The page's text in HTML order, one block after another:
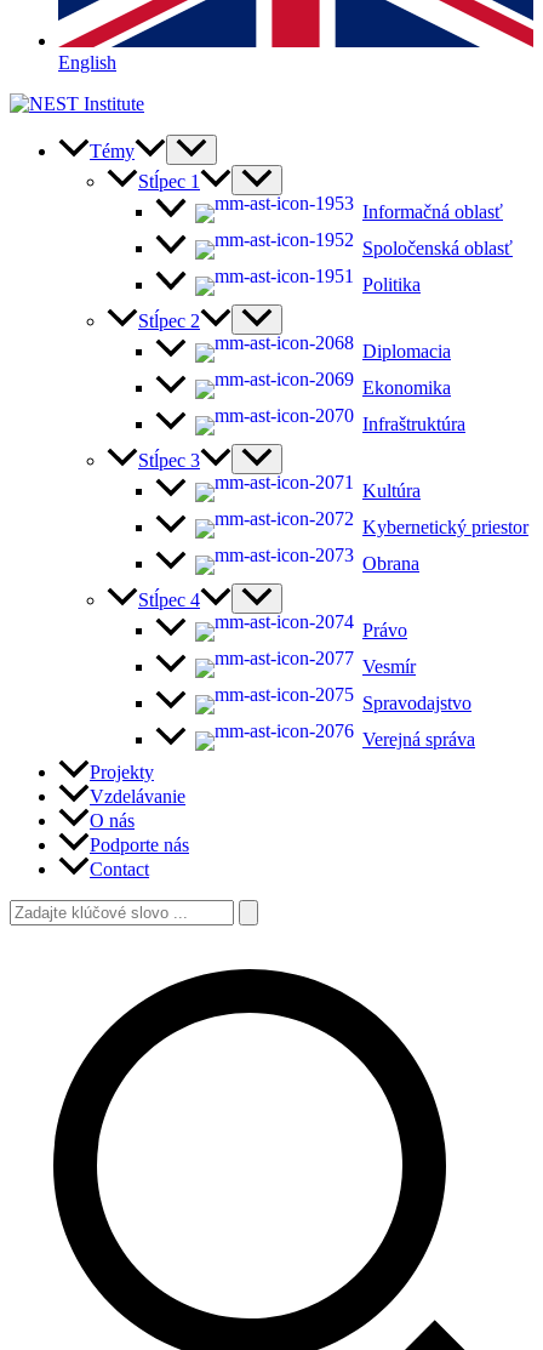
English
Témy
Stĺpec 1
Informačná oblasť
Spoločenská oblasť
Politika
Stĺpec 2
Diplomacia
Ekonomika
Infraštruktúra
Stĺpec 3
Kultúra
Kybernetický priestor
Obrana
Stĺpec 4
Právo
Vesmír
Spravodajstvo
Verejná správa
Projekty
Vzdelávanie
O nás
Podporte nás
Contact
Search
for: